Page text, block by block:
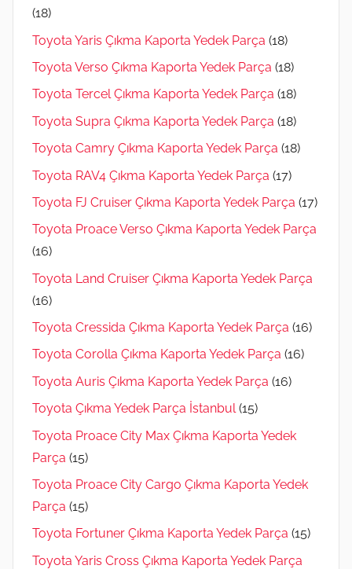
(18)
Toyota Yaris Çıkma Kaporta Yedek Parça (18)
Toyota Verso Çıkma Kaporta Yedek Parça (18)
Toyota Tercel Çıkma Kaporta Yedek Parça (18)
Toyota Supra Çıkma Kaporta Yedek Parça (18)
Toyota Camry Çıkma Kaporta Yedek Parça (18)
Toyota RAV4 Çıkma Kaporta Yedek Parça (17)
Toyota FJ Cruiser Çıkma Kaporta Yedek Parça (17)
Toyota Proace Verso Çıkma Kaporta Yedek Parça
(16)
Toyota Land Cruiser Çıkma Kaporta Yedek Parça
(16)
Toyota Cressida Çıkma Kaporta Yedek Parça (16)
Toyota Corolla Çıkma Kaporta Yedek Parça (16)
Toyota Auris Çıkma Kaporta Yedek Parça (16)
Toyota Çıkma Yedek Parça İstanbul (15)
Toyota Proace City Max Çıkma Kaporta Yedek
Parça (15)
Toyota Proace City Cargo Çıkma Kaporta Yedek
Parça (15)
Toyota Fortuner Çıkma Kaporta Yedek Parça (15)
Toyota Yaris Cross Çıkma Kaporta Yedek Parça